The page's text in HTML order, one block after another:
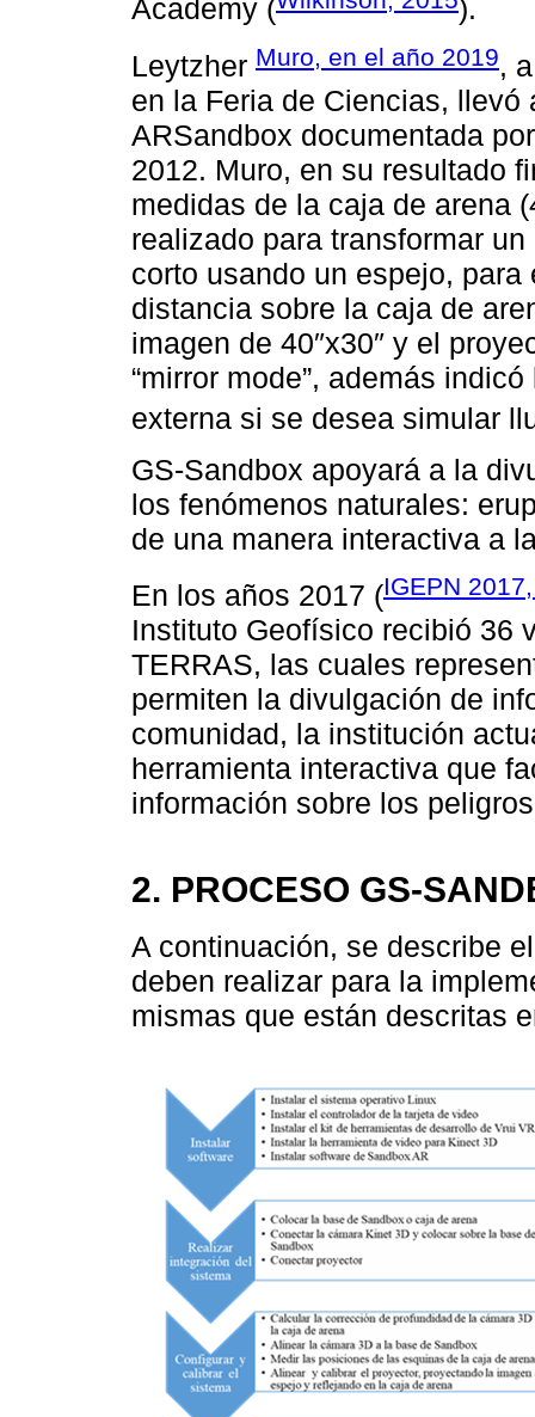
Academy (
).
Leytzher Muro, en el año 2019,
en la Feria de Ciencias,
ARSandbox documentada
2012. Muro, en su resultado
medidas de la caja de arena
realizado para transformar
corto usando un espejo,
distancia sobre la caja de
imagen de 40″x30″ y el
“mirror mode”, además
externa si se desea simular
GS-Sandbox apoyará a la
los fenómenos naturales:
de una manera interactiva a
En los años 2017 (IGEPN
Instituto Geofísico recibió 36
TERRAS, las cuales
permiten la divulgación de
comunidad, la institución
herramienta interactiva que
información sobre los
2. PROCESO GS-
A continuación, se describe
deben realizar para la
mismas que están descritas